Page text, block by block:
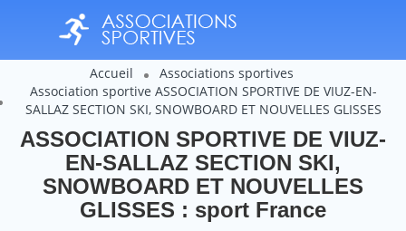
Accueil
Associations sportives
Association sportive ASSOCIATION SPORTIVE DE VIUZ-EN-
SALLAZ SECTION SKI, SNOWBOARD ET NOUVELLES GLISSES
ASSOCIATION SPORTIVE DE VIUZ-
EN-SALLAZ SECTION SKI,
SNOWBOARD ET NOUVELLES
GLISSES : sport France